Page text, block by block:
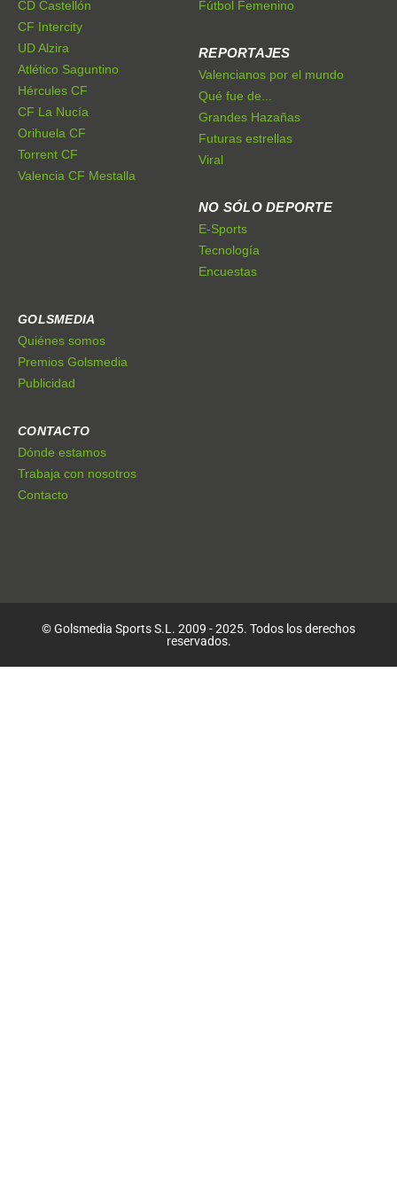
CD Castellón
CF Intercity
UD Alzira
Atlético Saguntino
Hércules CF
CF La Nucía
Orihuela CF
Torrent CF
Valencia CF Mestalla
Fútbol Femenino
REPORTAJES
Valencianos por el mundo
Qué fue de...
Grandes Hazañas
Futuras estrellas
Viral
NO SÓLO DEPORTE
E-Sports
Tecnología
Encuestas
GOLSMEDIA
Quiénes somos
Premios Golsmedia
Publicidad
CONTACTO
Dónde estamos
Trabaja con nosotros
Contacto
© Golsmedia Sports S.L. 2009 - 2025. Todos los derechos
reservados.